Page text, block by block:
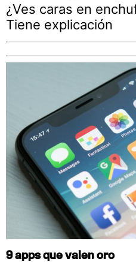
¿Ves caras en
Tiene explicación
9 apps que valen oro